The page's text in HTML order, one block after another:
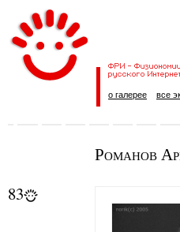
о галерее все
Романов
83